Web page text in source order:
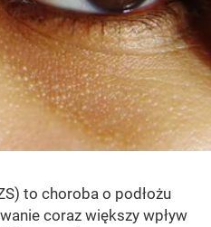
to choroba o podłożu
coraz większy wpływ